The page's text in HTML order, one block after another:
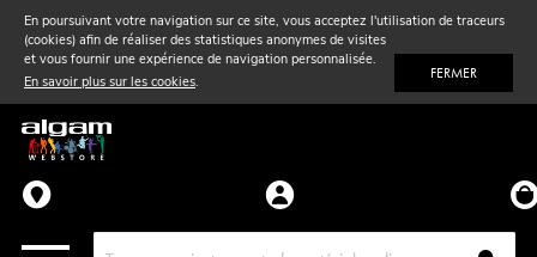
En poursuivant votre navigation sur ce site, vous acceptez l'utilisation de traceurs
(cookies) afin de réaliser des statistiques anonymes de visites
et vous fournir une expérience de navigation personnalisée.
En savoir plus sur les cookies. FERMER
Vent& Violon
Accessoires
Pièces détachées